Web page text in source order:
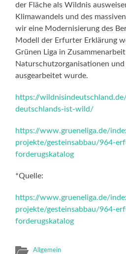
der Fläche als Wildnis
Klimawandels und des
wir eine Modernisierung des
Modell der Erfurter Erklärung
Grünen Liga in
Naturschutzorganisationen
ausgearbeitet wurde.
https://
deutschlands-ist-wild/
https://www.grueneliga.de/
projekte/gesteinsabbau/964-
forderugskatalog
*Quelle:
https://www.grueneliga.de/
projekte/gesteinsabbau/964-
forderugskatalog
Allgemein